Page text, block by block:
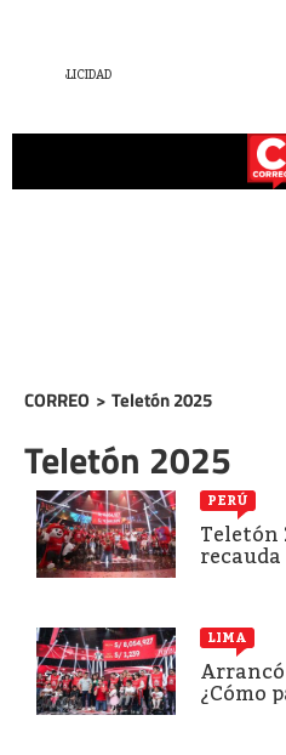
CORREO > Teletón 2025
Teletón 2025
PERÚ
Teletón
LIMA
Arrancó
¿Cómo